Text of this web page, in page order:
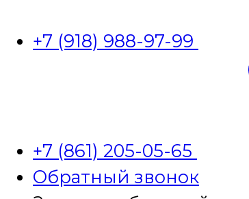
+7 (918) 988-97-99
+7 (861) 205-05-65
Обратный звонок